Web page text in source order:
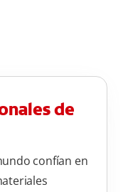
de
confían en